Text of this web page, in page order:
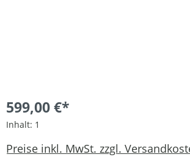
599,00 €*
Inhalt: 1
Preise inkl. MwSt. zzgl.